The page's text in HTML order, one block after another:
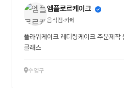
엠플로르케이크
음식점·카페
플라워케이크 레터링케이크 주문제
클래스
수영구